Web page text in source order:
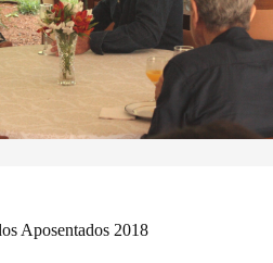
Aposentados 2018